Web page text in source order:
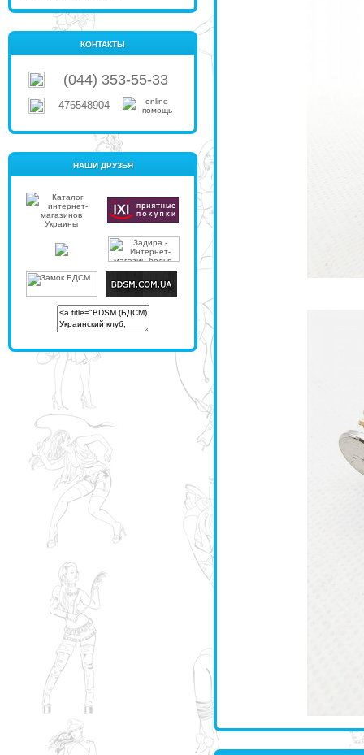
КОНТАКТЫ
(044) 353-55-33
476548904
НАШИ ДРУЗЬЯ